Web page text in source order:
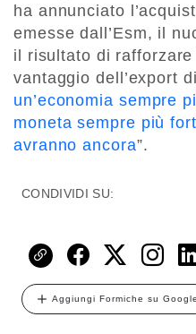
ha annunciato
emesse dall’Esm, il
il risultato di
vantaggio dell’export
un’economia sempre
moneta sempre più
avranno ancora”.
CONDIVIDI SU:
Aggiungi Formiche su Google